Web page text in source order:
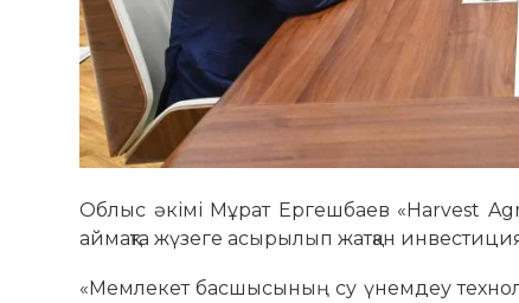
Облыс әкімі Мұрат Ергешбаев «Harvest
аймақта жүзеге асырылып жатқан
«Мемлекет басшысының су үнемдеу